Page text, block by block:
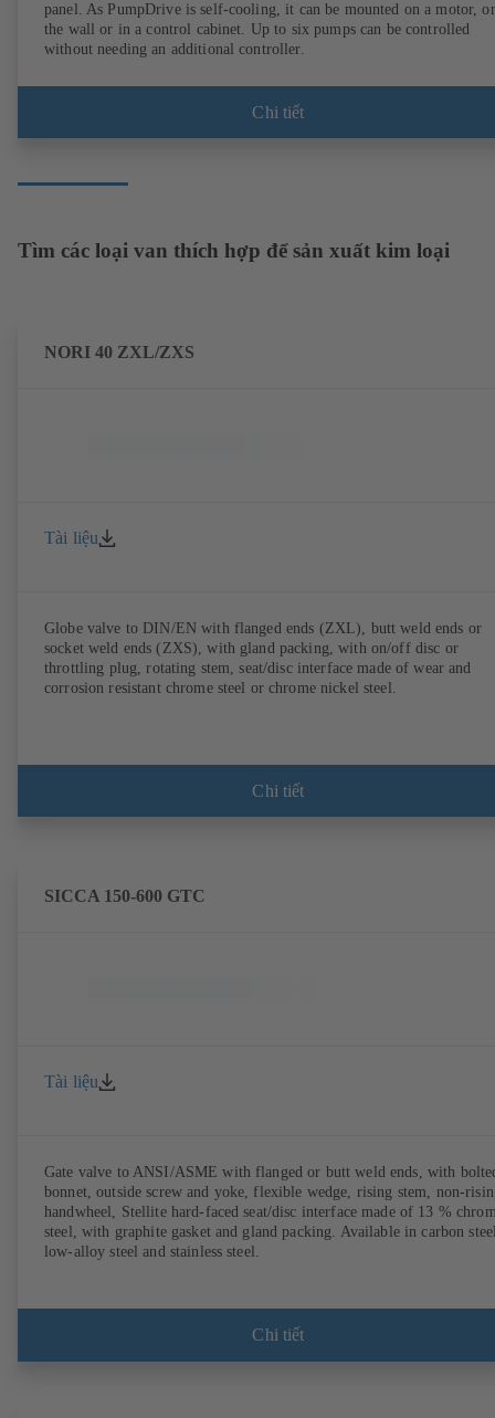
panel. As PumpDrive is self-cooling, it can be mounted on a motor,
the wall or in a control cabinet. Up to six pumps can be controlled
without needing an additional controller.
Chi tiết
Tìm các loại van thích hợp để sản xuất kim loại
NORI 40 ZXL/ZXS
Tài liệu
Globe valve to DIN/EN with flanged ends (ZXL), butt weld ends or
socket weld ends (ZXS), with gland packing, with on/off disc or
throttling plug, rotating stem, seat/disc interface made of wear and
corrosion resistant chrome steel or chrome nickel steel.
Chi tiết
SICCA 150-600 GTC
Tài liệu
Gate valve to ANSI/ASME with flanged or butt weld ends, with
bonnet, outside screw and yoke, flexible wedge, rising stem, non-
handwheel, Stellite hard-faced seat/disc interface made of 13 %
steel, with graphite gasket and gland packing. Available in carbon
low-alloy steel and stainless steel.
Chi tiết